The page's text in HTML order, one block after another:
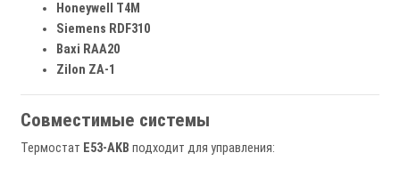
Honeywell T4M
Siemens RDF310
Baxi RAA20
Zilon ZA-1
Совместимые системы
Термостат E53-AKB подходит для управления: